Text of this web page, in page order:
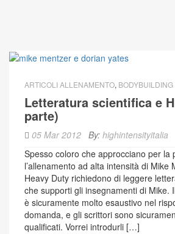
ARTICOLI ALLENAMENTO, BODYBUILDING
Letteratura scientifica e
parte)
05 Mar 2012 By: highintensityitalia
Spesso coloro che approcciano per la
l’allenamento ad alta intensità di Mike
Heavy Duty richiedono di leggere
che supporti gli insegnamenti di Mike.
è sicuramente molto esaustivo nel
domanda, e gli scrittori sono
qualificati. Vorrei introdurli […]